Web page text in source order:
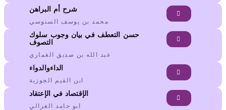
شرح أم البراهن
محمد بن يوسف السنوسي
حسن التعطف في بيان وجوب سلوك
التصوف
عبد الله بن صديق الغماري
الداءوالدواء
ابن القيم الجوزية
الإقتصاد في الإعتقاد
ابو حامد الغزالي